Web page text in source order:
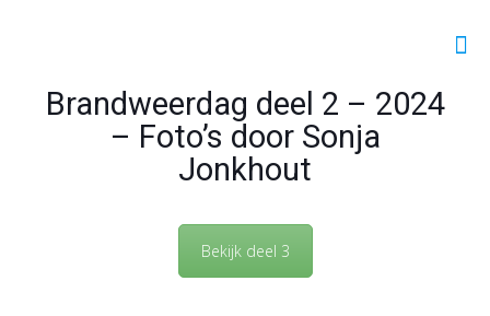
Brandweerdag deel 2 – 2024
– Foto’s door Sonja
Jonkhout
Bekijk deel 3